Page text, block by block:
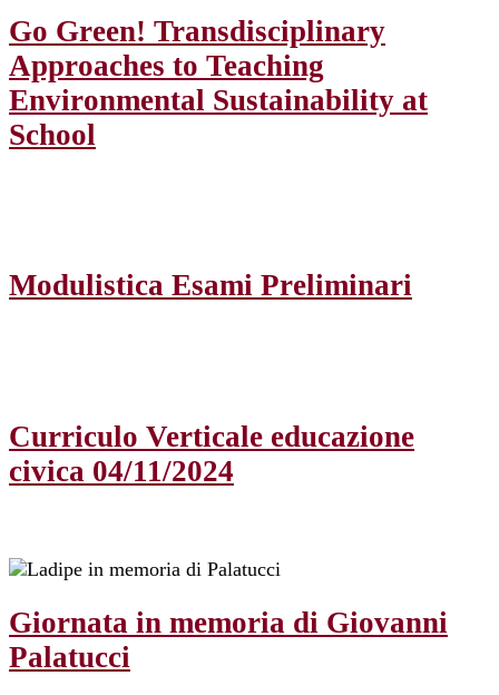
Go Green! Transdisciplinary
Approaches to Teaching
Environmental Sustainability at
School
Modulistica Esami Preliminari
Curriculo Verticale educazione
civica 04/11/2024
Giornata in memoria di Giovanni
Palatucci